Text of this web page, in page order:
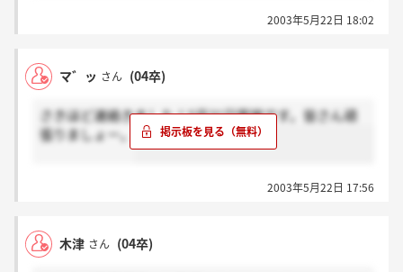
2003年5月22日 18:02
マ゛ッ さん (04卒)
さきほど連絡きました！5月31日面接です。皆さん頑
張りましょー。
2003年5月22日 17:56
木津 さん (04卒)